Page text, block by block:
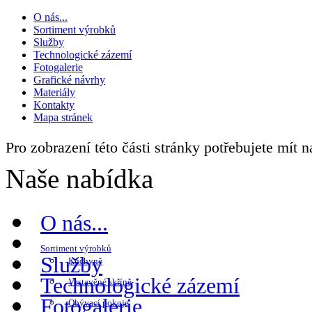
O nás...
Sortiment výrobků
Služby
Technologické zázemí
Fotogalerie
Grafické návrhy
Materiály
Kontakty
Mapa stránek
Pro zobrazení této části stránky potřebujete mít
Naše nabídka
O nás...
Sortiment výrobků
Kuchyně
Vestavěné skříně
Obývací pokoje
Služby
Technologické zázemí
Fotogalerie